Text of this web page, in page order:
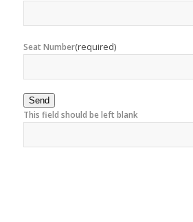
Seat Number(required)
Send
This field should be left blank